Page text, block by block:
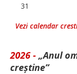
31
Vezi calendar
2026 - „Anul
creștine”